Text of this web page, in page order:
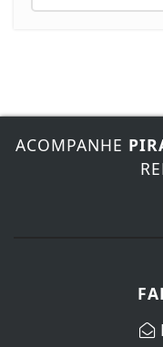
ACOMPANHE